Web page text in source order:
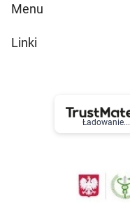
Menu
Linki
Ładowanie...